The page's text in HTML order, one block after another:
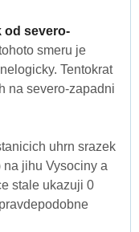
od severo-
smeru je
Tentokrat
na severo-zapadni
uhrn srazek
jihu Vysociny a
stale ukazuji 0